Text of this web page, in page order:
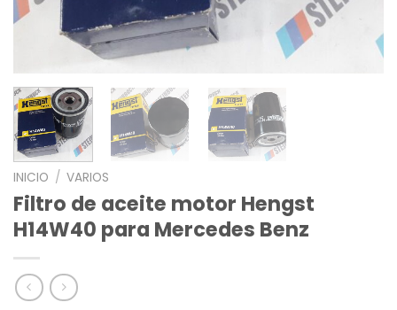
INICIO / VARIOS
Filtro de aceite motor Hengst
H14W40 para Mercedes Benz